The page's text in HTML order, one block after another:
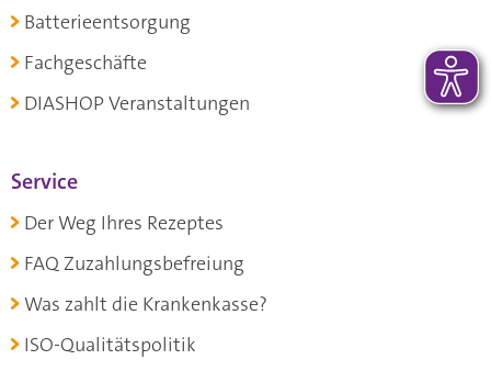
Batterieentsorgung
Fachgeschäfte
DIASHOP Veranstaltungen
Service
Der Weg Ihres Rezeptes
FAQ Zuzahlungsbefreiung
Was zahlt die Krankenkasse?
ISO-Qualitätspolitik